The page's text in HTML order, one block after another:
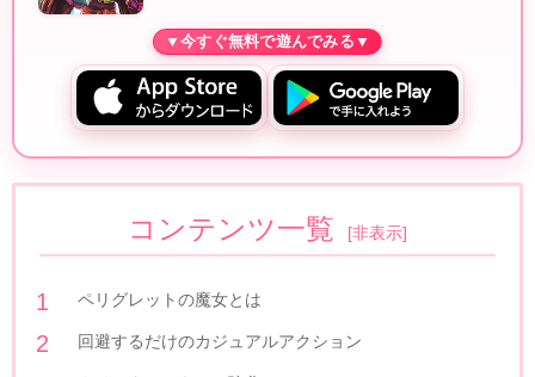
コンテンツ一覧 [非表示]
ペリグレットの魔女とは
回避するだけのカジュアルアクション